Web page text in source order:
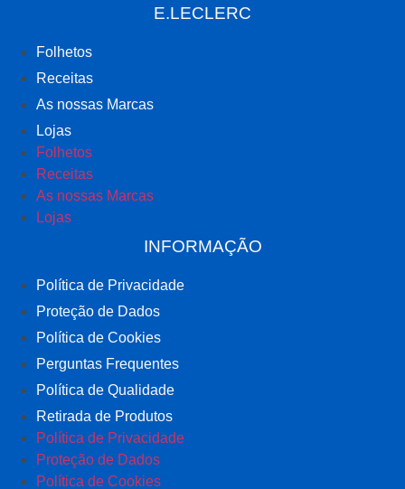
E.LECLERC
Folhetos
Receitas
As nossas Marcas
Lojas
Folhetos
Receitas
As nossas Marcas
Lojas
INFORMAÇÃO
Política de Privacidade
Proteção de Dados
Política de Cookies
Perguntas Frequentes
Política de Qualidade
Retirada de Produtos
Política de Privacidade
Proteção de Dados
Política de Cookies